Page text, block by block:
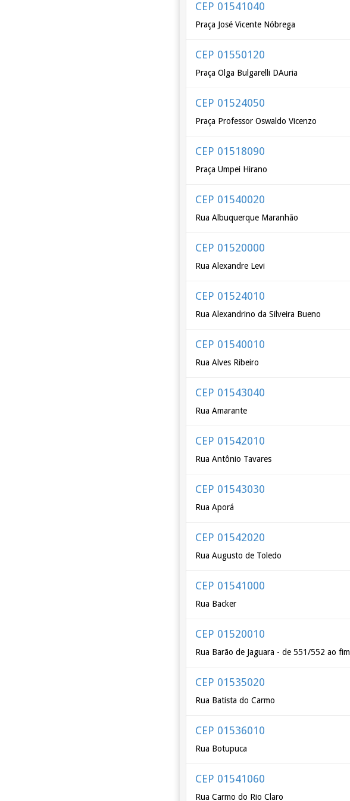
CEP 01541040
Praça José Vicente Nóbrega
CEP 01550120
Praça Olga Bulgarelli DAuria
CEP 01524050
Praça Professor Oswaldo Vicenzo
CEP 01518090
Praça Umpei Hirano
CEP 01540020
Rua Albuquerque Maranhão
CEP 01520000
Rua Alexandre Levi
CEP 01524010
Rua Alexandrino da Silveira Bueno
CEP 01540010
Rua Alves Ribeiro
CEP 01543040
Rua Amarante
CEP 01542010
Rua Antônio Tavares
CEP 01543030
Rua Aporá
CEP 01542020
Rua Augusto de Toledo
CEP 01541000
Rua Backer
CEP 01520010
Rua Barão de Jaguara - de 551/552 ao fim
CEP 01535020
Rua Batista do Carmo
CEP 01536010
Rua Botupuca
CEP 01541060
Rua Carmo do Rio Claro